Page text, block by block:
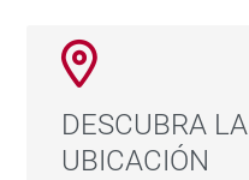
DESCUBRA LA
UBICACIÓN